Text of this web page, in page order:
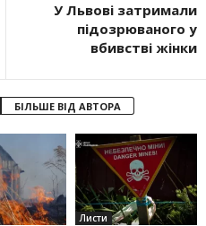
У Львові затримали
підозрюваного у
вбивстві жінки
БІЛЬШЕ ВІД АВТОРА
Листи